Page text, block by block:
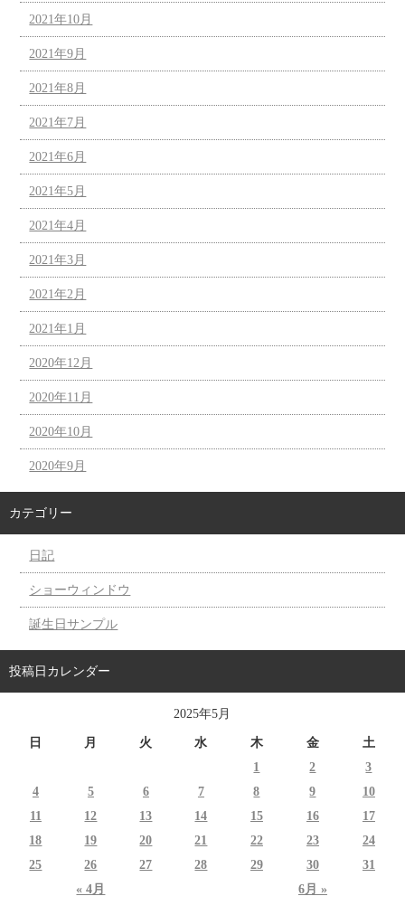
2021年10月
2021年9月
2021年8月
2021年7月
2021年6月
2021年5月
2021年4月
2021年3月
2021年2月
2021年1月
2020年12月
2020年11月
2020年10月
2020年9月
カテゴリー
日記
ショーウィンドウ
誕生日サンプル
投稿日カレンダー
2025年5月
日 月 火 水 木 金 土
« 4月 6月 »
1 2
3
4
5 6 7 8 9
10
11
12 13 14 15 16
17
18
19 20 21 22 23
24
25
26 27 28 29 30 31